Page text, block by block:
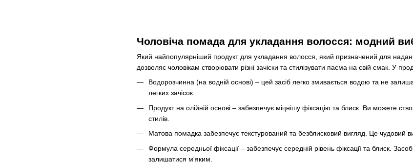
Чоловіча помада для укладання волосся: модний
Який найпопулярніший продукт для укладання волосся, який призначений для
дозволяє чоловікам створювати різні зачіски та стилізувати пасма на свій смак. У
Водорозчинна (на водній основі) – цей засіб легко змивається водою та не
легких зачісок.
Продукт на олійній основі – забезпечує міцнішу фіксацію та блиск. Ви можете
стилів.
Матова помадка забезпечує текстурований та безблисковий вигляд. Це чудовий
Формула середньої фіксації – забезпечує середній рівень фіксації та блиск.
залишатися м'яким.